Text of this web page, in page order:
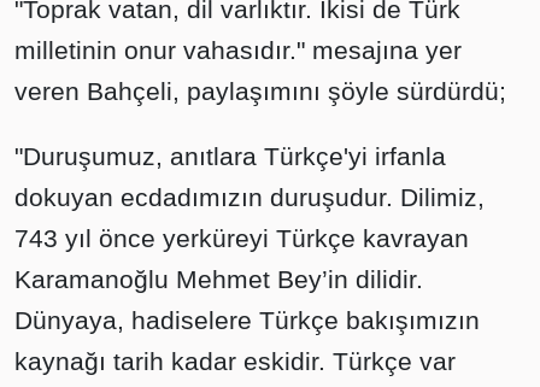
"Toprak vatan, dil varlıktır. İkisi de Türk
milletinin onur vahasıdır." mesajına yer
veren Bahçeli, paylaşımını şöyle sürdürdü;
"Duruşumuz, anıtlara Türkçe'yi irfanla
dokuyan ecdadımızın duruşudur. Dilimiz,
743 yıl önce yerküreyi Türkçe kavrayan
Karamanoğlu Mehmet Bey’in dilidir.
Dünyaya, hadiselere Türkçe bakışımızın
kaynağı tarih kadar eskidir. Türkçe var